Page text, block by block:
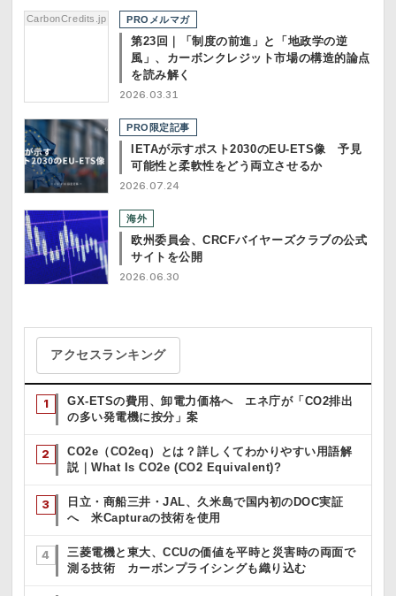
CarbonCredits.jp PROメルマガ
第23回｜「制度の前進」と「地政学の逆
風」、カーボンクレジット市場の構造的論点
を読み解く
2026.03.31
PRO限定記事
IETAが示すポスト2030のEU-ETS像 予見
可能性と柔軟性をどう両立させるか
2026.07.24
海外
欧州委員会、CRCFバイヤーズクラブの公式
サイトを公開
2026.06.30
アクセスランキング
GX-ETSの費用、卸電力価格へ エネ庁が「CO2排出
の多い発電機に按分」案
CO2e（CO2eq）とは？詳しくてわかりやすい用語解
説｜What Is CO2e (CO2 Equivalent)?
日立・商船三井・JAL、久米島で国内初のDOC実証
へ 米Capturaの技術を使用
三菱電機と東大、CCUの価値を平時と災害時の両面で
測る技術 カーボンプライシングも織り込む